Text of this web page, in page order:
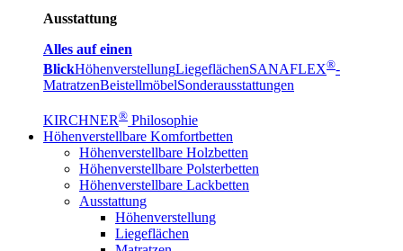
Ausstattung
Alles auf einen
BlickHöhenverstellungLiegeflächenSANAFLEX®-
MatratzenBeistellmöbelSonderausstattungen
KIRCHNER® Philosophie
Höhenverstellbare Komfortbetten
Höhenverstellbare Holzbetten
Höhenverstellbare Polsterbetten
Höhenverstellbare Lackbetten
Ausstattung
Höhenverstellung
Liegeflächen